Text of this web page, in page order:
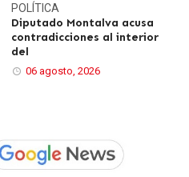
POLÍTICA
Diputado Montalva acusa
contradicciones al interior
del
06 agosto, 2026